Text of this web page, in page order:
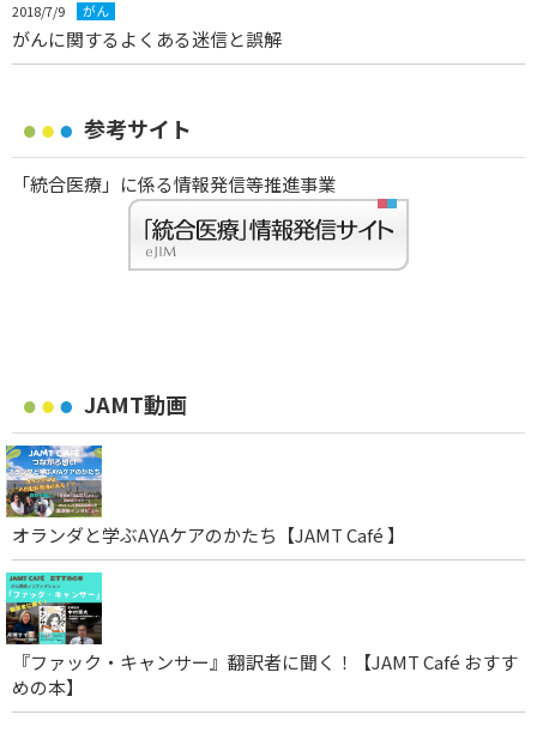
2018/7/9 がん
がんに関するよくある迷信と誤解
参考サイト
「統合医療」に係る情報発信等推進事業
JAMT動画
オランダと学ぶAYAケアのかたち【JAMT Café 】
『ファック・キャンサー』翻訳者に聞く！【JAMT Café おすす
めの本】